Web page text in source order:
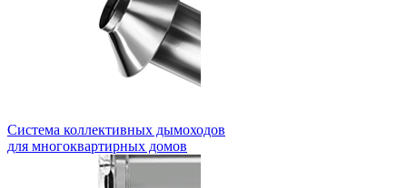
Система коллективных дымоходов
для многоквартирных домов